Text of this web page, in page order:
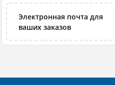
Электронная почта для
ваших заказов